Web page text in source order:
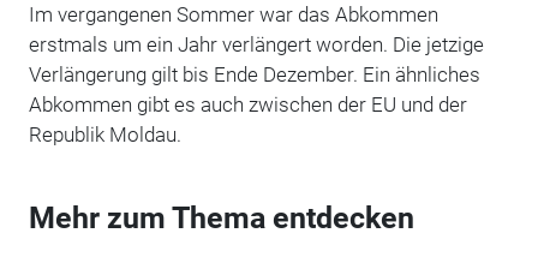
Im vergangenen Sommer war das Abkommen
erstmals um ein Jahr verlängert worden. Die jetzige
Verlängerung gilt bis Ende Dezember. Ein ähnliches
Abkommen gibt es auch zwischen der EU und der
Republik Moldau.
Mehr zum Thema entdecken